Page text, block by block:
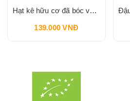
Hạt kê hữu cơ đã bóc vỏ Markal 500g
139.000 VNĐ